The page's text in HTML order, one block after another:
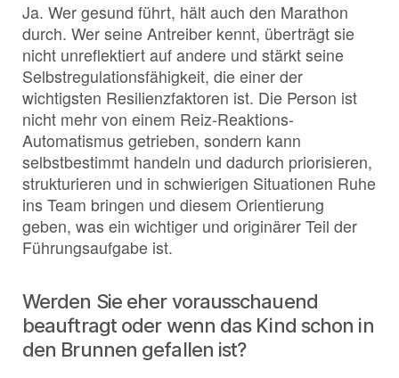
Ja. Wer gesund führt, hält auch den Marathon
durch. Wer seine Antreiber kennt, überträgt sie
nicht unreflektiert auf andere und stärkt seine
Selbstregulationsfähigkeit, die einer der
wichtigsten Resilienzfaktoren ist. Die Person ist
nicht mehr von einem Reiz-Reaktions-
Automatismus getrieben, sondern kann
selbstbestimmt handeln und dadurch priorisieren,
strukturieren und in schwierigen Situationen Ruhe
ins Team bringen und diesem Orientierung
geben, was ein wichtiger und originärer Teil der
Führungsaufgabe ist.
Werden Sie eher vorausschauend
beauftragt oder wenn das Kind schon in
den Brunnen gefallen ist?